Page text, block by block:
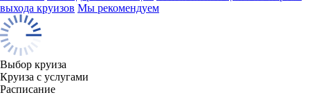
выхода круизов Мы рекомендуем
Выбор круиза
Круиза с услугами
Расписание